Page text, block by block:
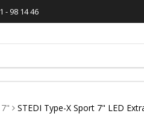
- 98 14 46
STEDI Type-X Sport 7" LED